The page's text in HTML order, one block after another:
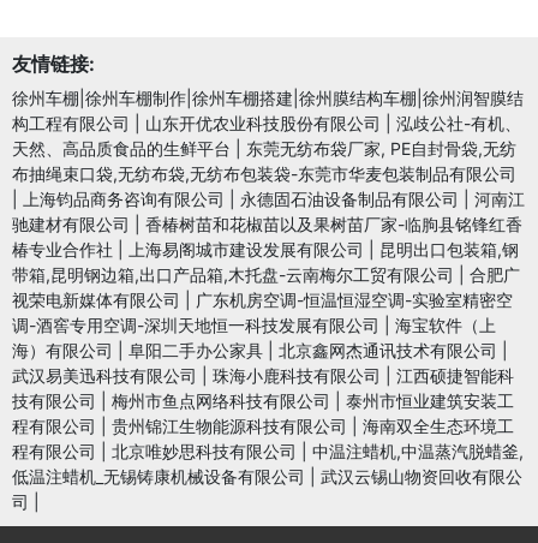
友情链接:
徐州车棚|徐州车棚制作|徐州车棚搭建|徐州膜结构车棚|徐州润智膜结
构工程有限公司
山东开优农业科技股份有限公司
泓歧公社-有机、
天然、高品质食品的生鲜平台
东莞无纺布袋厂家, PE自封骨袋,无纺
布抽绳束口袋,无纺布袋,无纺布包装袋-东莞市华麦包装制品有限公司
上海钧品商务咨询有限公司 永德固石油设备制品有限公司
河南江
驰建材有限公司
香椿树苗和花椒苗以及果树苗厂家-临朐县铭锋红香
椿专业合作社
上海易阁城市建设发展有限公司
昆明出口包装箱,钢
带箱,昆明钢边箱,出口产品箱,木托盘-云南梅尔工贸有限公司
合肥广
视荣电新媒体有限公司
广东机房空调-恒温恒湿空调-实验室精密空
调-酒窖专用空调-深圳天地恒一科技发展有限公司
海宝软件（上
海）有限公司
阜阳二手办公家具 北京鑫网杰通讯技术有限公司
武汉易美迅科技有限公司
珠海小鹿科技有限公司
江西硕捷智能科
技有限公司
梅州市鱼点网络科技有限公司
泰州市恒业建筑安装工
程有限公司
贵州锦江生物能源科技有限公司
海南双全生态环境工
程有限公司
北京唯妙思科技有限公司
中温注蜡机,中温蒸汽脱蜡釜,
低温注蜡机_无锡铸康机械设备有限公司
武汉云锡山物资回收有限公
司